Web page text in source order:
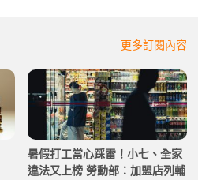
更多訂閱內容
暑假打工當心踩雷！小七、全家
違法又上榜 勞動部：加盟店列輔